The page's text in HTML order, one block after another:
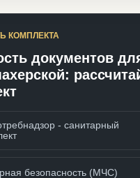
КОМПЛЕКТА
документов
- санитарный
безопасность (МЧС)